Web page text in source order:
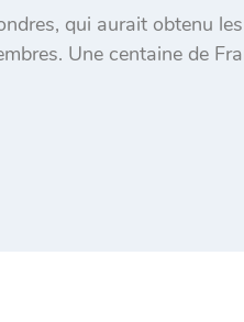
qui aurait obtenu
Une centaine de